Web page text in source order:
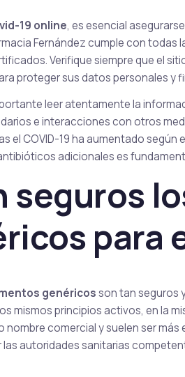
19 online, es esencial
Fernández cumple con
Verifique siempre que el
proteger sus datos personales y
leer atentamente la
e interacciones con otros
el COVID-19 ha aumentado
adicionales es
seguros
para
genéricosson tan seguros
mismos principios activos, en la
nombre comercial y suelen ser
autoridades sanitarias